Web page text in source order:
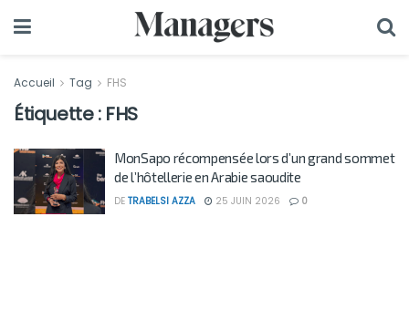
Accueil Tag FHS
Étiquette : FHS
MonSapo récompensée lors d’un grand sommet
de l’hôtellerie en Arabie saoudite
DE TRABELSI AZZA 25 JUIN 2026 0